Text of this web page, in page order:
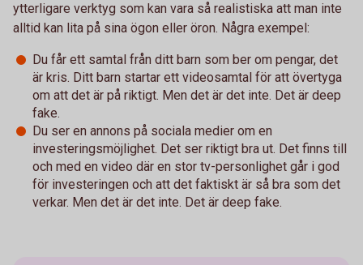
ytterligare verktyg som kan vara så realistiska att man inte
alltid kan lita på sina ögon eller öron. Några exempel:
Du får ett samtal från ditt barn som ber om pengar, det
är kris. Ditt barn startar ett videosamtal för att övertyga
om att det är på riktigt. Men det är det inte. Det är deep
fake.
Du ser en annons på sociala medier om en
investeringsmöjlighet. Det ser riktigt bra ut. Det finns till
och med en video där en stor tv-personlighet går i god
för investeringen och att det faktiskt är så bra som det
verkar. Men det är det inte. Det är deep fake.